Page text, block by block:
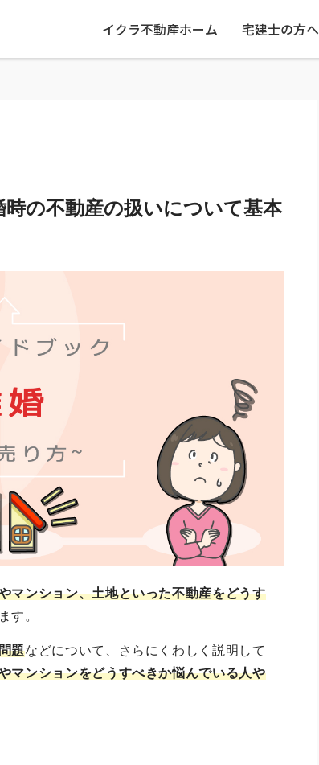
イクラ不動産ホーム 宅建士の方へ
時の不動産の扱いについて基本
マンション、土地といった不動産をどうす
す。
題などについて、さらにくわしく説明して
マンションをどうすべきか悩んでいる人や